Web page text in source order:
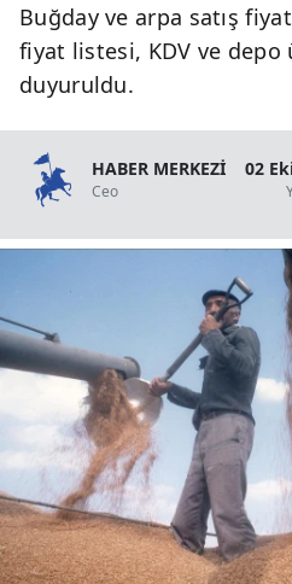
Buğday ve arpa satış
fiyat listesi, KDV ve
duyuruldu.
HABER MERKEZİ
Ceo
02